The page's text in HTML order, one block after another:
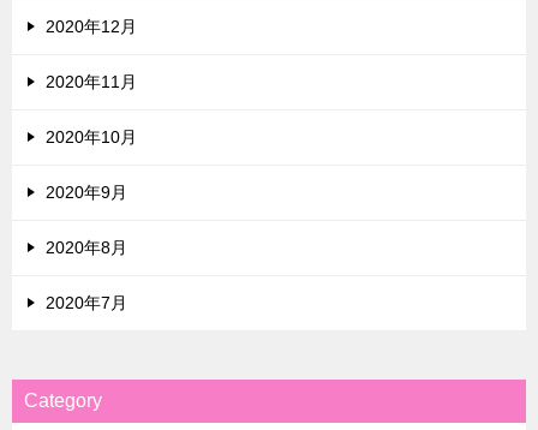
2020年12月
2020年11月
2020年10月
2020年9月
2020年8月
2020年7月
Category